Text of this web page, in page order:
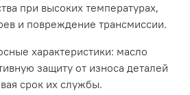
при высоких температурах,
и повреждение трансмиссии.
характеристики: масло
защиту от износа деталей
срок их службы.